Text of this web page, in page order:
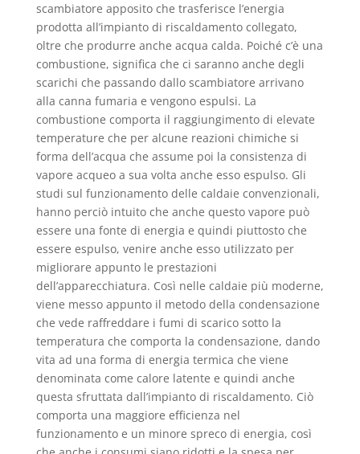
scambiatore apposito che trasferisce l’energia
prodotta all’impianto di riscaldamento collegato,
oltre che produrre anche acqua calda. Poiché c’è una
combustione, significa che ci saranno anche degli
scarichi che passando dallo scambiatore arrivano
alla canna fumaria e vengono espulsi. La
combustione comporta il raggiungimento di elevate
temperature che per alcune reazioni chimiche si
forma dell’acqua che assume poi la consistenza di
vapore acqueo a sua volta anche esso espulso. Gli
studi sul funzionamento delle caldaie convenzionali,
hanno perciò intuito che anche questo vapore può
essere una fonte di energia e quindi piuttosto che
essere espulso, venire anche esso utilizzato per
migliorare appunto le prestazioni
dell’apparecchiatura. Così nelle caldaie più moderne,
viene messo appunto il metodo della condensazione
che vede raffreddare i fumi di scarico sotto la
temperatura che comporta la condensazione, dando
vita ad una forma di energia termica che viene
denominata come calore latente e quindi anche
questa sfruttata dall’impianto di riscaldamento. Ciò
comporta una maggiore efficienza nel
funzionamento e un minore spreco di energia, così